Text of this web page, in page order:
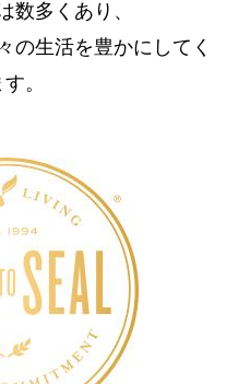
数多くあり、
の生活を豊かにしてく
。